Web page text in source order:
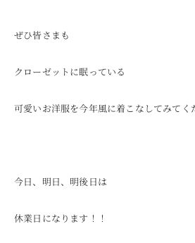
ぜひ皆さまも
クローゼットに眠っている
可愛いお洋服を今年風に着こなしてみてく
今日、明日、明後日は
休業日になります！！